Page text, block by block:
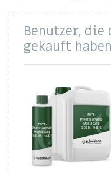
Benutzer,
gekauft